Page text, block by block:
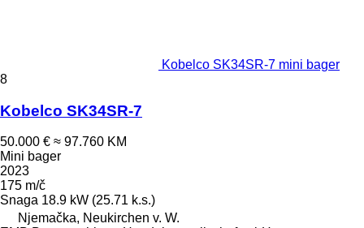
Kobelco SK34SR-7 mini bager
8
Kobelco SK34SR-7
50.000 € ≈ 97.760 KM
Mini bager
2023
175 m/č
Snaga 18.9 kW (25.71 k.s.)
Njemačka, Neukirchen v. W.